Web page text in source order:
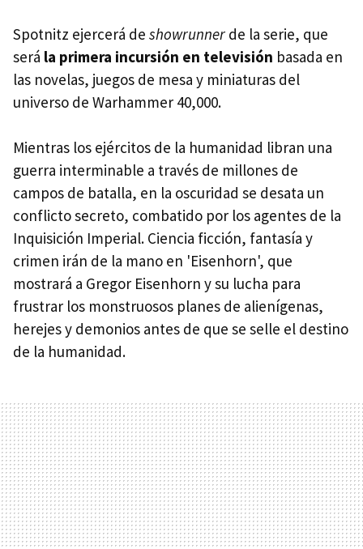
Spotnitz ejercerá de showrunner de la serie, que
será la primera incursión en televisión basada en
las novelas, juegos de mesa y miniaturas del
universo de Warhammer 40,000.
Mientras los ejércitos de la humanidad libran una
guerra interminable a través de millones de
campos de batalla, en la oscuridad se desata un
conflicto secreto, combatido por los agentes de la
Inquisición Imperial. Ciencia ficción, fantasía y
crimen irán de la mano en 'Eisenhorn', que
mostrará a Gregor Eisenhorn y su lucha para
frustrar los monstruosos planes de alienígenas,
herejes y demonios antes de que se selle el destino
de la humanidad.